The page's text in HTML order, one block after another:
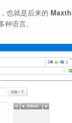
也就是后来的
种语言。